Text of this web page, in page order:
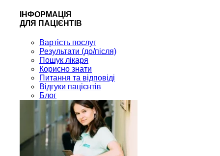
ІНФОРМАЦІЯ
ДЛЯ ПАЦІЄНТІВ
Вартість послуг
Результати (до/після)
Пошук лікаря
Корисно знати
Питання та відповіді
Відгуки пацієнтів
Блог